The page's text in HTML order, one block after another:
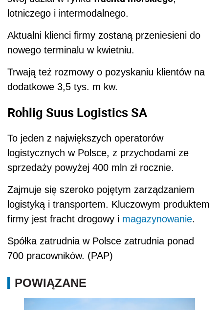
lotniczego i intermodalnego.
Aktualni klienci firmy zostaną przeniesieni do
nowego terminalu w kwietniu.
Trwają też rozmowy o pozyskaniu klientów na
dodatkowe 3,5 tys. m kw.
Rohlig Suus Logistics SA
To jeden z największych operatorów
logistycznych w Polsce, z przychodami ze
sprzedaży powyżej 400 mln zł rocznie.
Zajmuje się szeroko pojętym zarządzaniem
logistyką i transportem. Kluczowym produktem
firmy jest fracht drogowy i magazynowanie.
Spółka zatrudnia w Polsce zatrudnia ponad
700 pracowników. (PAP)
POWIĄZANE